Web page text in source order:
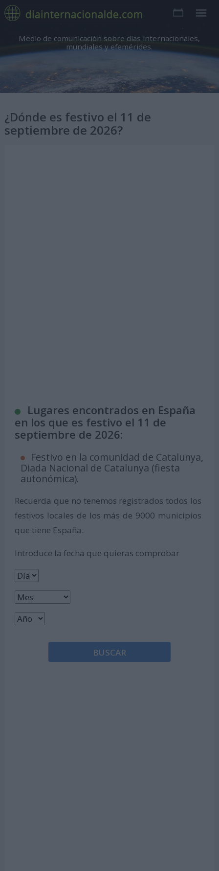
Medio de comunicación sobre días internacionales,
mundiales y efemérides.
¿Dónde es festivo el 11 de
septiembre de 2026?
Lugares encontrados en España
en los que es festivo el 11 de
septiembre de 2026:
Festivo en la comunidad de Catalunya,
Diada Nacional de Catalunya (fiesta
autonómica).
Recuerda que no tenemos registrados todos los
festivos locales de los más de 9000 municipios
que tiene España.
Introduce la fecha que quieras comprobar